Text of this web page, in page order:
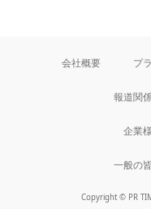
会社概要 プ
報道関
企業
一般の
Copyright © PR